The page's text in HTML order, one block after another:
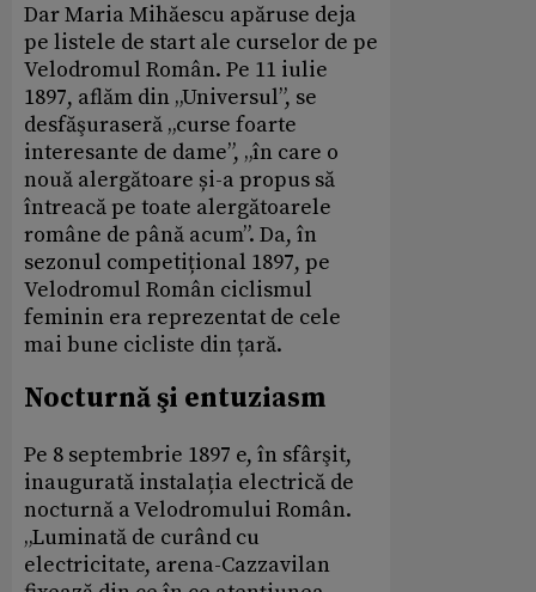
Dar Maria Mihăescu apăruse deja
pe listele de start ale curselor de pe
Velodromul Român. Pe 11 iulie
1897, aflăm din „Universul”, se
desfăşuraseră „curse foarte
interesante de dame”, „în care o
nouă alergătoare și-a propus să
întreacă pe toate alergătoarele
române de până acum”. Da, în
sezonul competițional 1897, pe
Velodromul Român ciclismul
feminin era reprezentat de cele
mai bune cicliste din țară.
Nocturnă şi entuziasm
Pe 8 septembrie 1897 e, în sfârşit,
inaugurată instalația electrică de
nocturnă a Velodromului Român.
„Luminată de curând cu
electricitate, arena-Cazzavilan